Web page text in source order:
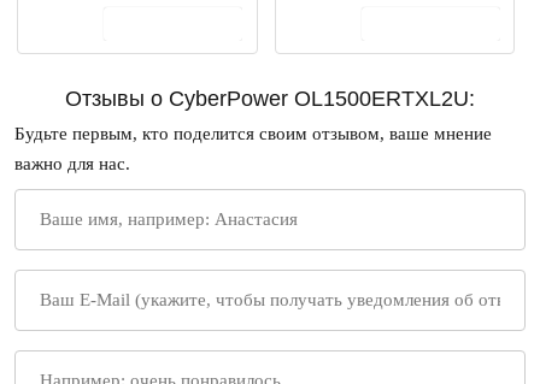
Отзывы о CyberPower OL1500ERTXL2U:
Будьте первым, кто поделится своим отзывом, ваше мнение
важно для нас.